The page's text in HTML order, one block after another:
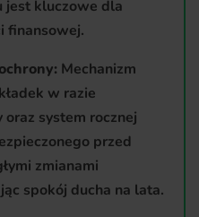
jest kluczowe dla
finansowej.
Mechanizm
w razie
system rocznej
przed
zmianami
spokój ducha na lata.